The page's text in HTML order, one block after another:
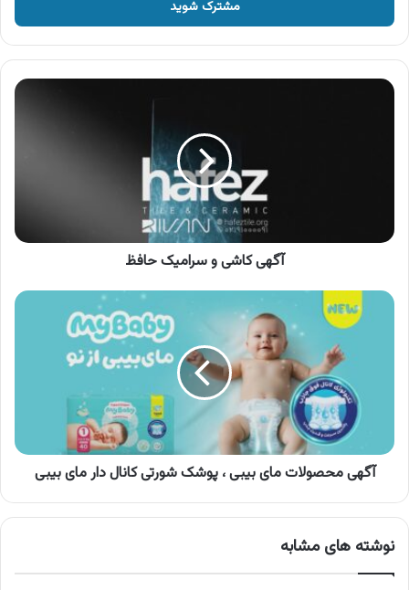
وارد
کنید
آگهی
آگهی کاشی و سرامیک حافظ
آگهی
محصولات
دار
مایآگهی محصولات مای بیبی ، پوشک شورتی کانال دار مای بیبی
نوشته های مشابه